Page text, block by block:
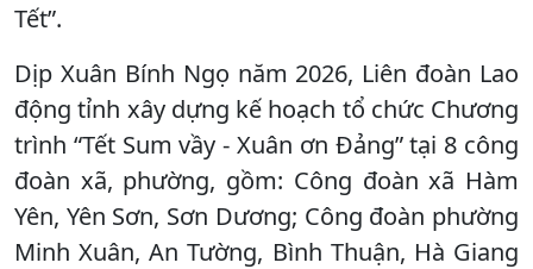
Tết”.
Dịp Xuân Bính Ngọ năm 2026, Liên đoàn Lao
động tỉnh xây dựng kế hoạch tổ chức Chương
trình “Tết Sum vầy - Xuân ơn Đảng” tại 8 công
đoàn xã, phường, gồm: Công đoàn xã Hàm
Yên, Yên Sơn, Sơn Dương; Công đoàn phường
Minh Xuân, An Tường, Bình Thuận, Hà Giang